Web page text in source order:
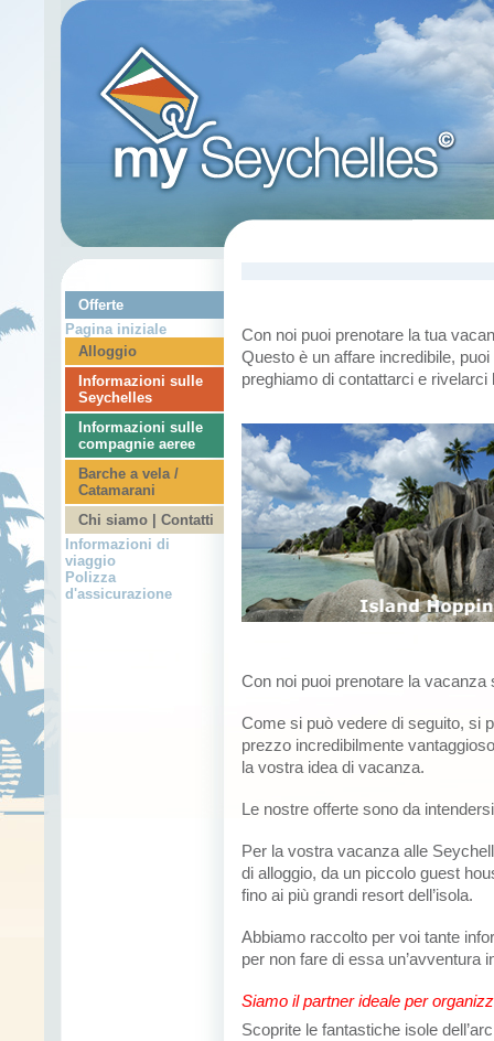
Offerte
Pagina iniziale
Alloggio
Informazioni sulle
Seychelles
Informazioni sulle
compagnie aeree
Barche a vela /
Catamarani
Chi siamo | Contatti
Informazioni di
viaggio
Polizza
d'assicurazione
Con noi puoi prenotare la tua
Questo è un affare incredibile,
preghiamo di contattarci e rivelarci
Con noi puoi prenotare la
Come si può vedere di seguito, si
prezzo incredibilmente
la vostra idea di vacanza.
Le nostre offerte sono da
Per la vostra vacanza alle
di alloggio, da un piccolo guest
fino ai più grandi resort dell’isola.
Abbiamo raccolto per voi tante
per non fare di essa un’avventura
Siamo il partner ideale per
Scoprite le fantastiche isole